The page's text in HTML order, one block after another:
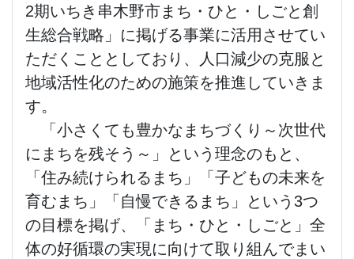
2期いちき串木野市まち・ひと・しごと創
生総合戦略」に掲げる事業に活用させてい
ただくこととしており、人口減少の克服と
地域活性化のための施策を推進していきま
す。
「小さくても豊かなまちづくり～次世代
にまちを残そう～」という理念のもと、
「住み続けられるまち」「子どもの未来を
育むまち」「自慢できるまち」という3つ
の目標を掲げ、「まち・ひと・しごと」全
体の好循環の実現に向けて取り組んでまい